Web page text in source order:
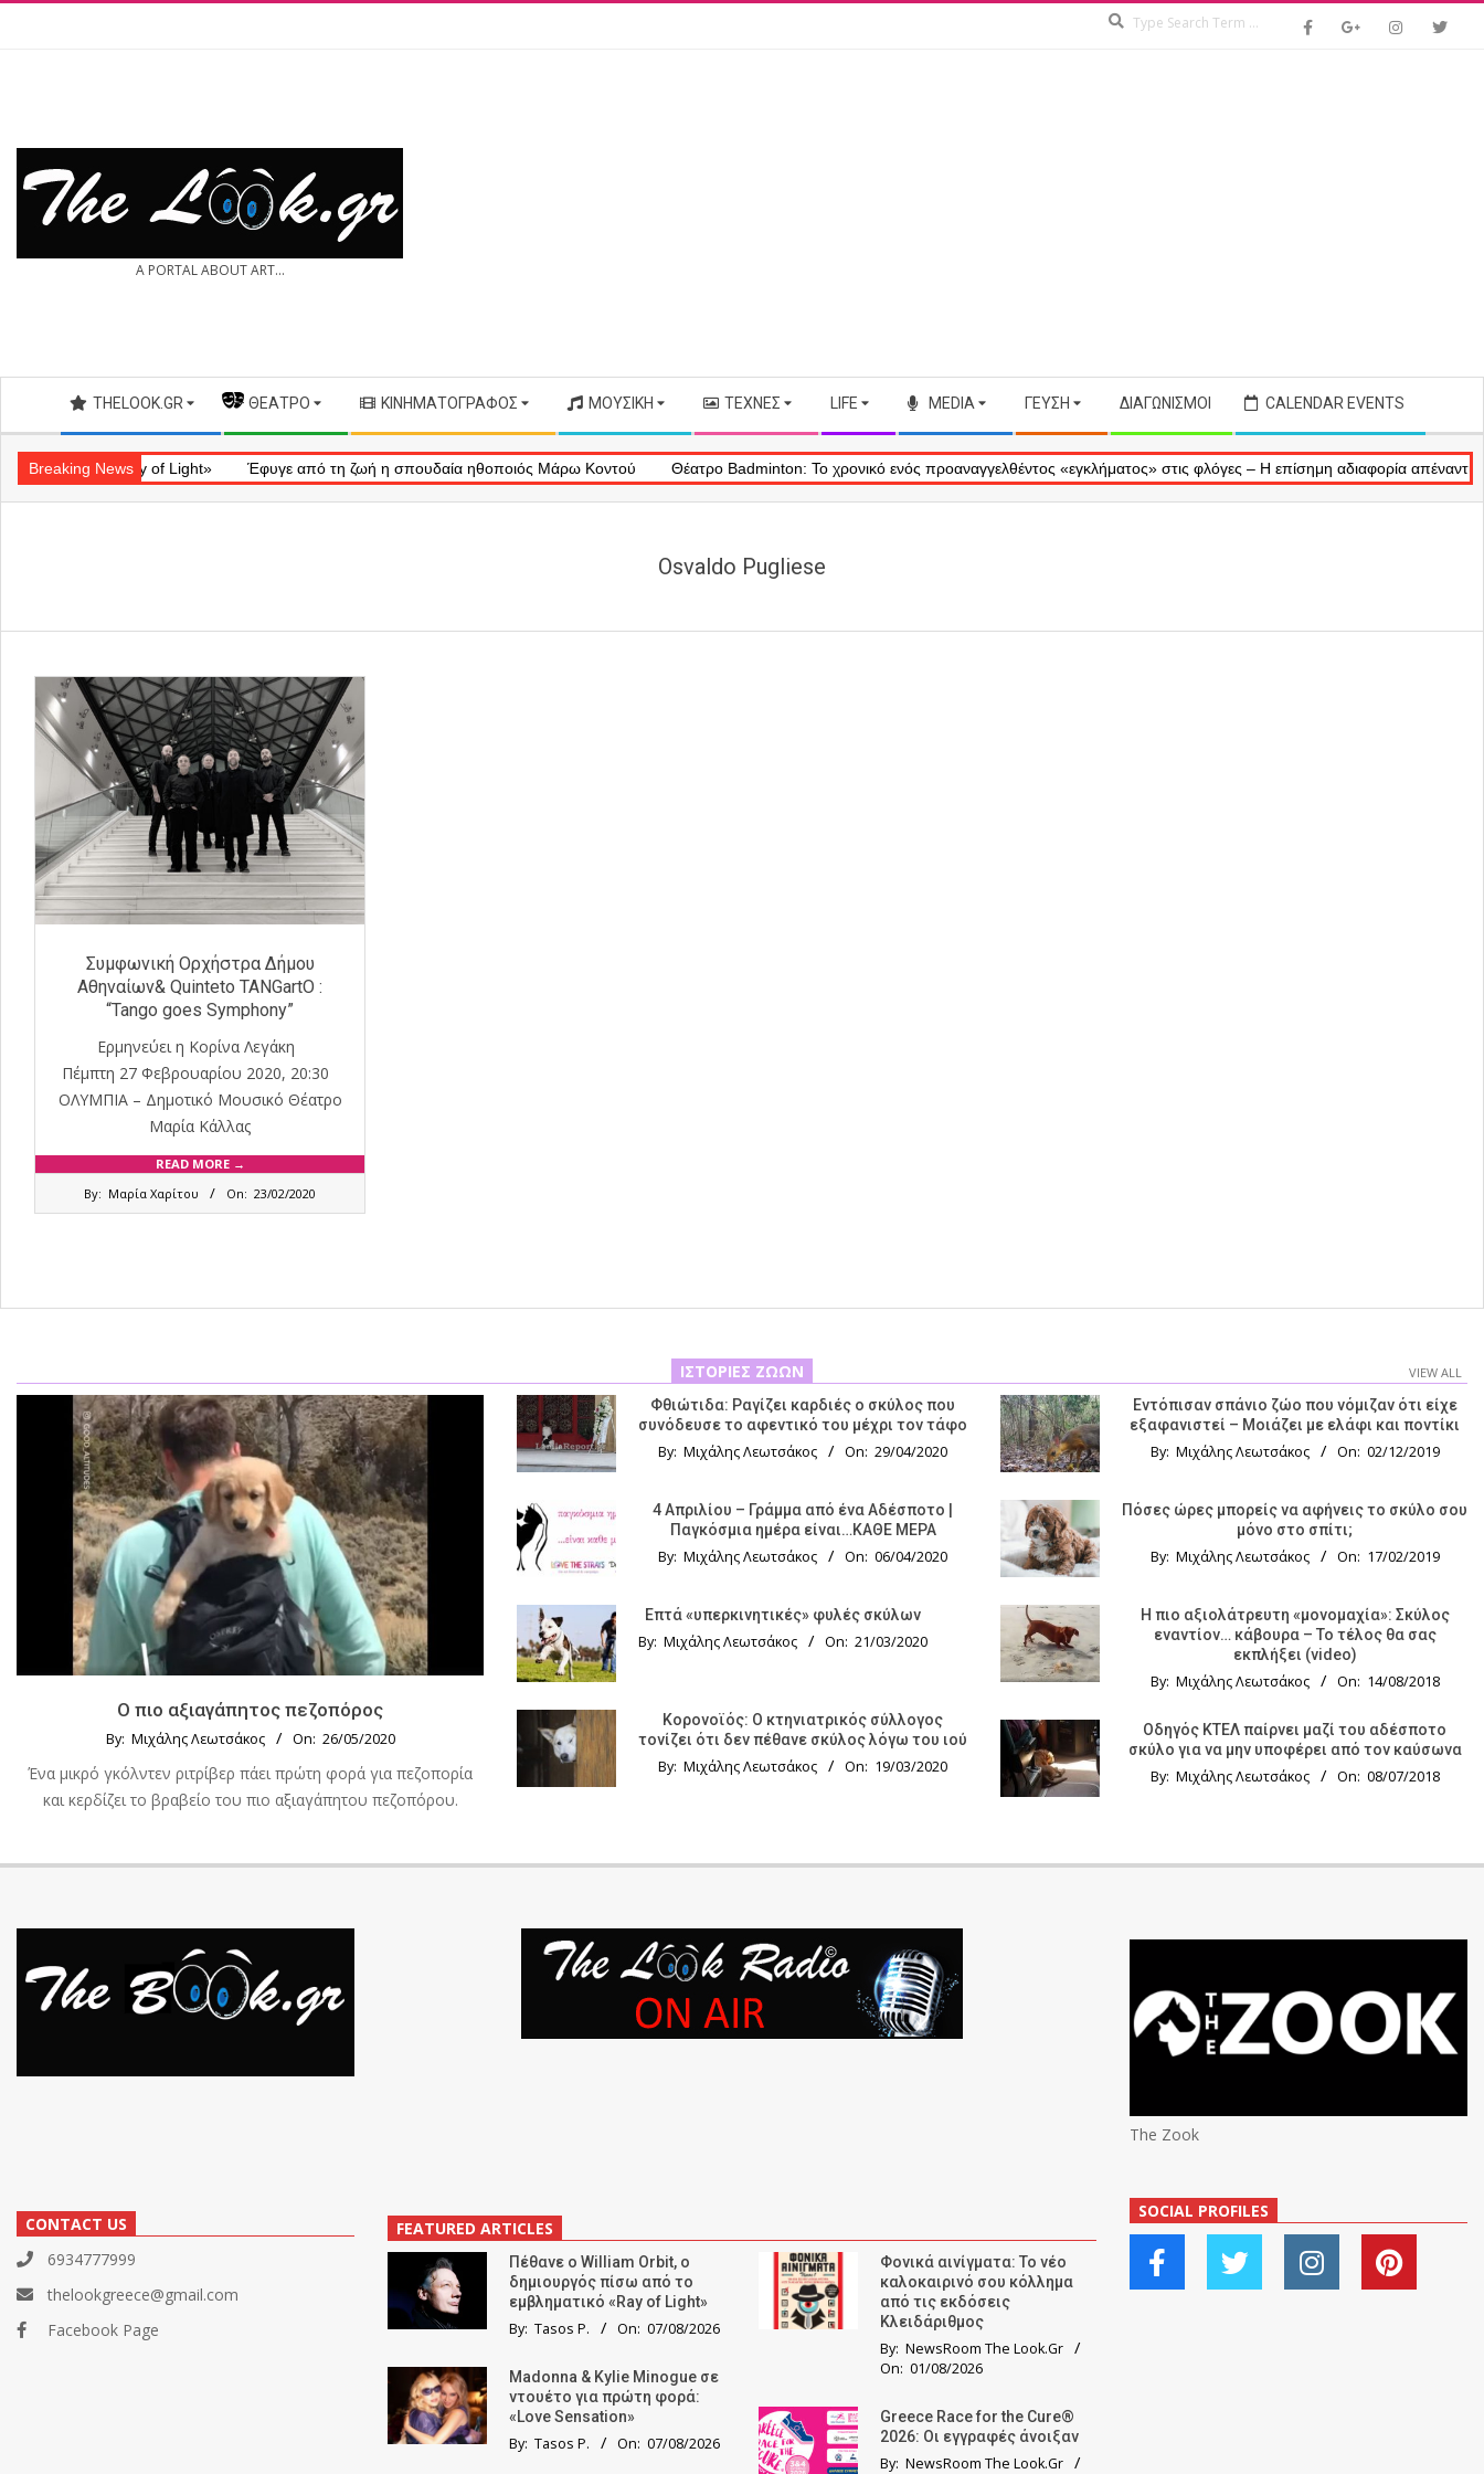
THE A PORTAL ABOUT ART...
Secondary
Navigation
Menu
THELOOK.GR — ΘΈΑΤΡΟ ΚΙΝΗΜΑΤΟΓΡΆΦΟΣ ΜΟΥΣΙΚΉ ΤΈΧΝΕΣ LIFE MEDIA ΓΕΎΣΗ ΔΙΑΓΩΝΙΣΜΟΊ CALENDAR EVENTS
Breaking News
«Ray of Light» Έφυγε από τη ζωή η σπουδαία ηθοποιός Μάρω Κοντού Θέατρο Badminton: Το χρονικό ενός προαναγγελθέντος «εγκλήματος» στις φλόγες – Η επίσημη αδιαφορία απέναντι στις
Osvaldo Pugliese
Συμφωνική Ορχήστρα Δήμου
Αθηναίων& Quinteto TANGartO :
“Tango goes Symphony”
Ερμηνεύει η Κορίνα Λεγάκη
Πέμπτη 27 Φεβρουαρίου 2020, 20:30
ΟΛΥΜΠΙΑ – Δημοτικό Μουσικό Θέατρο
Μαρία Κάλλας
READ MORE →
By: Μαρία Χαρίτου On: 23/02/2020
ΙΣΤΟΡΊΕΣ ΖΏΩΝ VIEW ALL
Ο πιο αξιαγάπητος πεζοπόρος
By: Μιχάλης Λεωτσάκος On: 26/05/2020
Ένα μικρό γκόλντεν ριτρίβερ πάει πρώτη φορά για πεζοπορία
και κερδίζει το βραβείο του πιο αξιαγάπητου πεζοπόρου.
Φθιώτιδα: Ραγίζει καρδιές ο σκύλος που
συνόδευσε το αφεντικό του μέχρι τον τάφο
By: Μιχάλης Λεωτσάκος On: 29/04/2020
4 Απριλίου – Γράμμα από ένα Αδέσποτο |
Παγκόσμια ημέρα είναι…ΚΑΘΕ ΜΕΡΑ
By: Μιχάλης Λεωτσάκος On: 06/04/2020
Επτά «υπερκινητικές» φυλές σκύλων
By: Μιχάλης Λεωτσάκος On: 21/03/2020
Κορονοϊός: Ο κτηνιατρικός σύλλογος
τονίζει ότι δεν πέθανε σκύλος λόγω του ιού
By: Μιχάλης Λεωτσάκος On: 19/03/2020
Εντόπισαν σπάνιο ζώο που νόμιζαν ότι είχε
εξαφανιστεί – Μοιάζει με ελάφι και ποντίκι
By: Μιχάλης Λεωτσάκος On: 02/12/2019
Πόσες ώρες μπορείς να αφήνεις το σκύλο σου
μόνο στο σπίτι;
By: Μιχάλης Λεωτσάκος On: 17/02/2019
Η πιο αξιολάτρευτη «μονομαχία»: Σκύλος
εναντίον… κάβουρα – Το τέλος θα σας
εκπλήξει (video)
By: Μιχάλης Λεωτσάκος On: 14/08/2018
Οδηγός KTΕΛ παίρνει μαζί του αδέσποτο
σκύλο για να μην υποφέρει από τον καύσωνα
By: Μιχάλης Λεωτσάκος On: 08/07/2018
CONTACT US
6934777999
thelookgreece@gmail.com
Facebook Page
FEATURED ARTICLES
Πέθανε ο William Orbit, ο
δημιουργός πίσω από το
εμβληματικό «Ray of Light»
By: Tasos P. On: 07/08/2026
Madonna & Kylie Minogue σε
ντουέτο για πρώτη φορά:
«Love Sensation»
By: Tasos P. On: 07/08/2026
Φονικά αινίγματα: Το νέο
καλοκαιρινό σου κόλλημα
από τις εκδόσεις
Κλειδάριθμος
By: NewsRoom The Look.Gr
On: 01/08/2026
Greece Race for the Cure®
2026: Οι εγγραφές άνοιξαν
By: NewsRoom The Look.Gr
The Zook
SOCIAL PROFILES